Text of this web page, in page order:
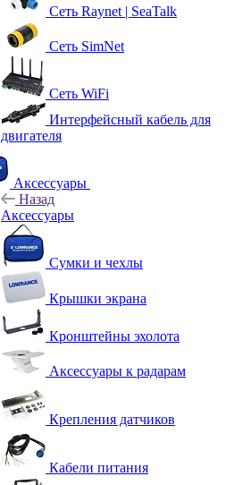
Сеть Raynet | SeaTalk
Сеть SimNet
Сеть WiFi
Интерфейсный кабель для
двигателя
Аксессуары
Назад
Аксессуары
Сумки и чехлы
Крышки экрана
Кронштейны эхолота
Аксессуары к радарам
Крепления датчиков
Кабели питания